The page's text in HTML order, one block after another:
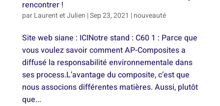
rencontrer !
parLaurent et Julien |Sep 23, 2021 |nouveauté
Site web siane : ICINotre stand : C60 1 : Parce que
vous voulez savoir comment AP-Composites a
diffusé la responsabilité environnementale dans
ses process.L’avantage du composite, c’est que
nous associons différentes matières. Aussi, plutôt
que...